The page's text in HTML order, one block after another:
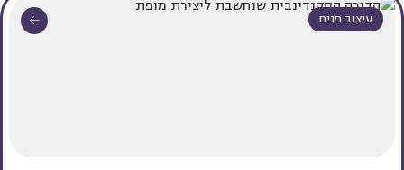
עיצוב פנים